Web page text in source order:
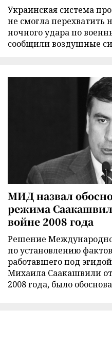
Украинская система
не смогла перехватить
ночного удара по
сообщили воздушные
МИД назвал
режима
войне 2008 года
Решение
по установлению
работавшего под
Михаила Саакашвили
2008 года, было